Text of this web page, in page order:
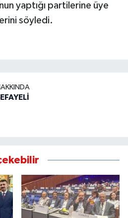
yaptığı partilerine üye
söyledi.